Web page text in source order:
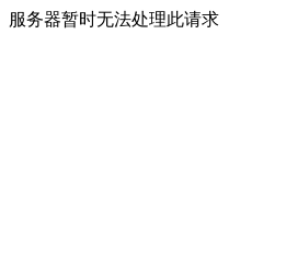
服务器暂时无法处理此请求